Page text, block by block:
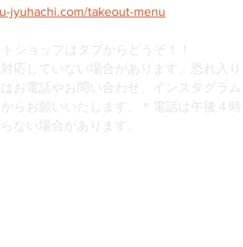
jyuhachi.com/takeout-menu
ショップはタブからどうぞ！！
応していない場合があります。恐れ入り
お電話やお問い合わせ、インスタグラム
らお願いいたします。＊電話は午後４時
ない場合があります。